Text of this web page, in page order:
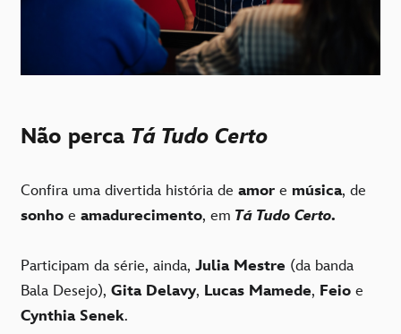
Não perca Tá Tudo Certo
Confira uma divertida história de amor e música, de
sonho e amadurecimento, em Tá Tudo Certo.
Participam da série, ainda, Julia Mestre (da banda
Bala Desejo), Gita Delavy, Lucas Mamede, Feio e
Cynthia Senek.